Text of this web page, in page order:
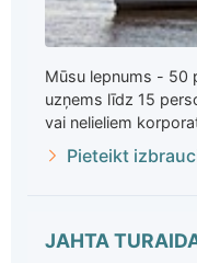
Mūsu lepnums - 50
uzņems līdz 15
vai nelieliem
Pieteikt
JAHTA